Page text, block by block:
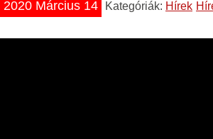
2020 Március 14 Kategóriák: Hírek